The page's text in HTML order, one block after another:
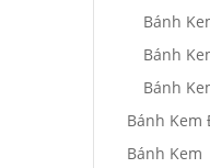
Bánh
Bánh
Bánh
Bánh Kem
Bánh Kem